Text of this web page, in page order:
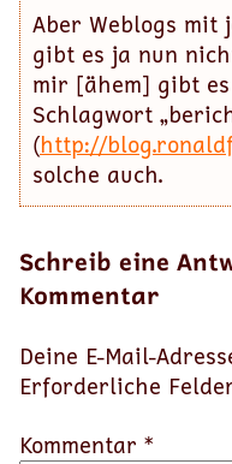
Aber Weblogs
gibt es ja nun
mir [ähem] gibt
Schlagwort
(http://
solche auch.
Schreib eine
Kommentar
Deine E-Mail-
Erforderliche
Kommentar *